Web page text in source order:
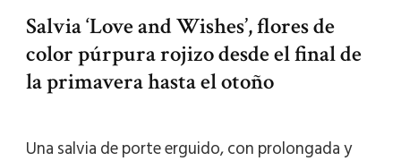
Salvia ‘Love and Wishes’, flores de
color púrpura rojizo desde el final de
la primavera hasta el otoño
Una salvia de porte erguido, con prolongada y